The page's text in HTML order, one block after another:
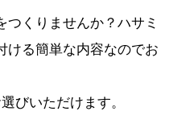
つくりませんか？ハサミ
ける簡単な内容なのでお
びいただけます。